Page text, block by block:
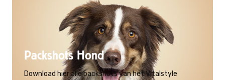
Packshots Hond
Download hier alle packshots van het Vitalstyle